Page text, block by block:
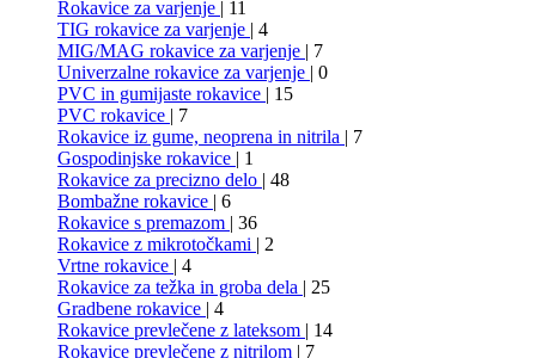
Rokavice za varjenje | 11
TIG rokavice za varjenje | 4
MIG/MAG rokavice za varjenje | 7
Univerzalne rokavice za varjenje | 0
PVC in gumijaste rokavice | 15
PVC rokavice | 7
Rokavice iz gume, neoprena in nitrila | 7
Gospodinjske rokavice | 1
Rokavice za precizno delo | 48
Bombažne rokavice | 6
Rokavice s premazom | 36
Rokavice z mikrotočkami | 2
Vrtne rokavice | 4
Rokavice za težka in groba dela | 25
Gradbene rokavice | 4
Rokavice prevlečene z lateksom | 14
Rokavice prevlečene z nitrilom | 7